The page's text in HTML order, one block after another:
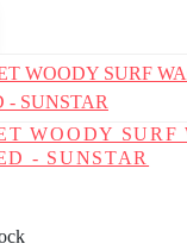
WOODY SURF
- SUNSTAR